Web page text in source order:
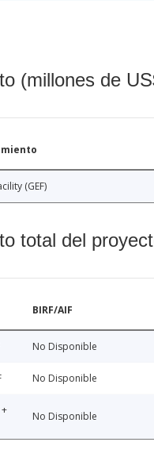
(millones de
(GEF)
total del
BIRF/AIF
No Disponible
No Disponible
No Disponible